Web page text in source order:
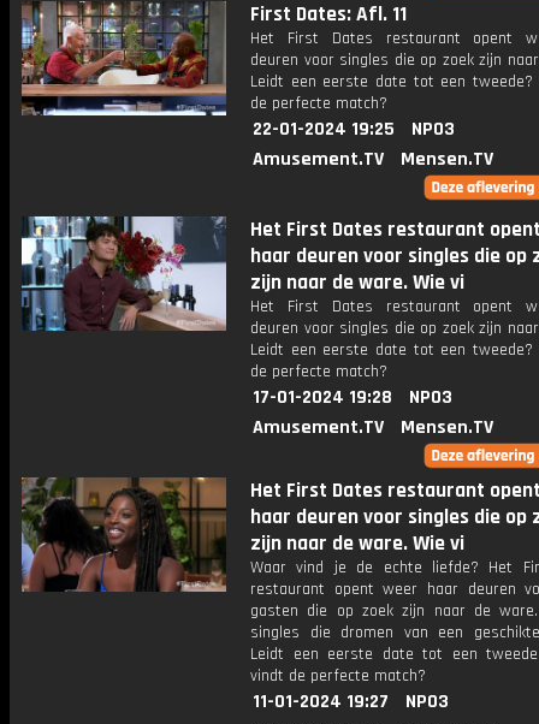
First Dates: Afl. 11
Het First Dates restaurant opent
deuren voor singles die op zoek zijn
Leidt een eerste date tot een tweede?
de perfecte match?
22-01-2024 19:25
NPO3
Amusement.TV
Mensen.TV
Het First Dates restaurant
haar deuren voor singles die op
zijn naar de ware. Wie vi
Het First Dates restaurant opent
deuren voor singles die op zoek zijn
Leidt een eerste date tot een tweede?
de perfecte match?
17-01-2024 19:28
NPO3
Amusement.TV
Mensen.TV
Het First Dates restaurant
haar deuren voor singles die op
zijn naar de ware. Wie vi
Waar vind je de echte liefde? Het
restaurant opent weer haar deuren
gasten die op zoek zijn naar de
singles die dromen van een
Leidt een eerste date tot een
vindt de perfecte match?
11-01-2024 19:27
NPO3